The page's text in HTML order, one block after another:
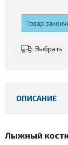
Товар
Выбрать
ОПИСАНИЕ
Лыжный